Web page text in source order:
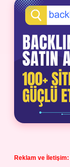
Reklam ve İletişim: